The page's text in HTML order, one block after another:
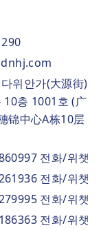
위안가(大源街)
10층 1001호 (广
锦中心A栋10层
전화/위챗
전화/위챗
전화/위챗
전화/위챗